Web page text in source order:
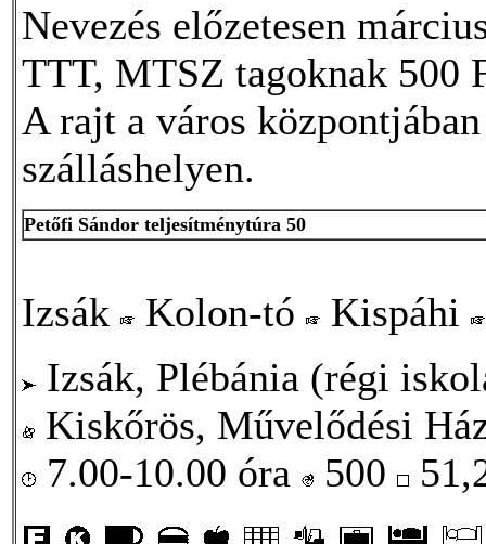
Nevezés előzetesen
TTT, MTSZ tagoknak 500
A rajt a város
szálláshelyen.
Petőfi Sándor teljesítménytúra 50
Izsák Kolon-tó Kispáhi
Izsák, Plébánia (régi
Kiskőrös, Művelődési
7.00-10.00 óra
500